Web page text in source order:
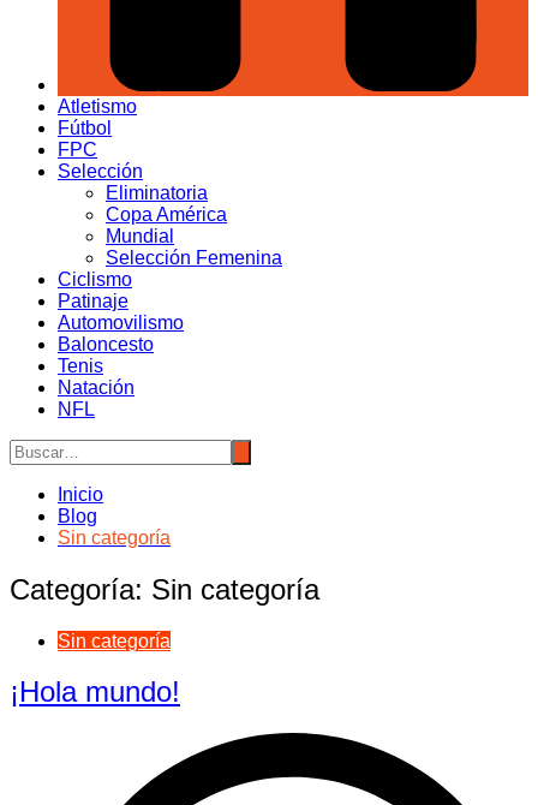
Atletismo
Fútbol
FPC
Selección
Eliminatoria
Copa América
Mundial
Selección Femenina
Ciclismo
Patinaje
Automovilismo
Baloncesto
Tenis
Natación
NFL
Inicio
Blog
Sin categoría
Categoría: Sin categoría
Sin categoría
¡Hola mundo!